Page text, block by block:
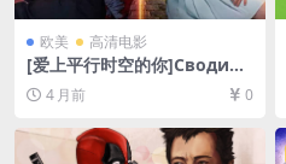
欧美 高清电影
[爱上平行时空的你]Сводиш
ь с ума (2025)[百度网盘+夸
克网盘1080P超清未删减资源]
[网盘在线播放/下载][MP4/3G
B][中文字幕]
4 月前 0